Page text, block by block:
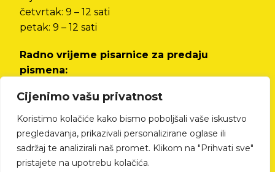
Cijenimo vašu privatnost
Koristimo kolačiće kako bismo poboljšali vaše iskustvo
pregledavanja, prikazivali personalizirane oglase ili
sadržaj te analizirali naš promet. Klikom na "Prihvati sve"
pristajete na upotrebu kolačića.
četvrtak: 9 – 12 sati
petak: 9 – 12 sati
Radno vrijeme pisarnice za predaju
pismena:
do 15 sati
Izjava o pristupačnosti